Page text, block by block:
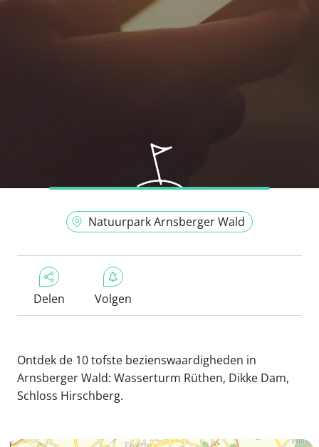
Natuurpark Arnsberger Wald
Delen Volgen
Ontdek de 10 tofste bezienswaardigheden in
Arnsberger Wald: Wasserturm Rüthen, Dikke Dam,
Schloss Hirschberg.